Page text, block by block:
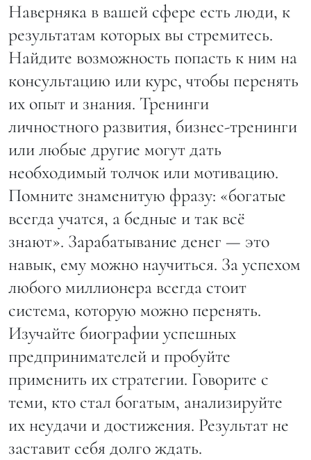
Наверняка в вашей сфере есть люди, к
результатам которых вы стремитесь.
Найдите возможность попасть к ним на
консультацию или курс, чтобы перенять
их опыт и знания. Тренинги
личностного развития, бизнес-тренинги
или любые другие могут дать
необходимый толчок или мотивацию.
Помните знаменитую фразу: «богатые
всегда учатся, а бедные и так всё
знают». Зарабатывание денег — это
навык, ему можно научиться. За успехом
любого миллионера всегда стоит
система, которую можно перенять.
Изучайте биографии успешных
предпринимателей и пробуйте
применить их стратегии. Говорите с
теми, кто стал богатым, анализируйте
их неудачи и достижения. Результат не
заставит себя долго ждать.